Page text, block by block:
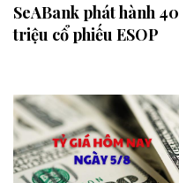
SeABank phát hành 40
triệu cổ phiếu ESOP